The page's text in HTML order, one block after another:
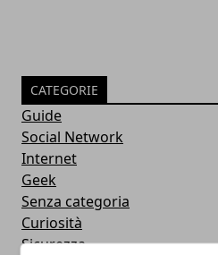
CATEGORIE
Guide
Social Network
Internet
Geek
Senza categoria
Curiosità
Sicurezza